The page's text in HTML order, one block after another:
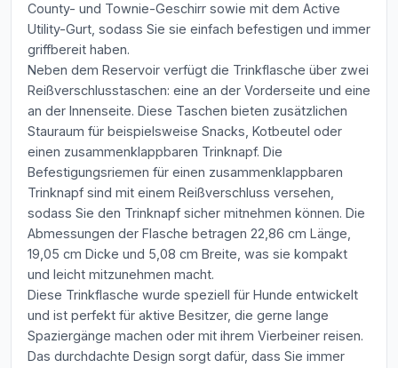
County- und Townie-Geschirr sowie mit dem Active
Utility-Gurt, sodass Sie sie einfach befestigen und immer
griffbereit haben.
Neben dem Reservoir verfügt die Trinkflasche über zwei
Reißverschlusstaschen: eine an der Vorderseite und eine
an der Innenseite. Diese Taschen bieten zusätzlichen
Stauraum für beispielsweise Snacks, Kotbeutel oder
einen zusammenklappbaren Trinknapf. Die
Befestigungsriemen für einen zusammenklappbaren
Trinknapf sind mit einem Reißverschluss versehen,
sodass Sie den Trinknapf sicher mitnehmen können. Die
Abmessungen der Flasche betragen 22,86 cm Länge,
19,05 cm Dicke und 5,08 cm Breite, was sie kompakt
und leicht mitzunehmen macht.
Diese Trinkflasche wurde speziell für Hunde entwickelt
und ist perfekt für aktive Besitzer, die gerne lange
Spaziergänge machen oder mit ihrem Vierbeiner reisen.
Das durchdachte Design sorgt dafür, dass Sie immer